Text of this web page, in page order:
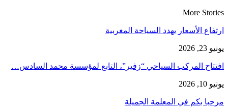
More Stories
ارتفاع الأسعار يهدد السياحة المغربية
يونيو 23, 2026
افتتاح المركب السياحي “زفير”، التابع لمؤسسة محمد السادس…
يونيو 10, 2026
مرحبا بكم في المعلمة الجميلة